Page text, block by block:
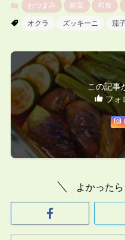
おつまみ 副菜 和食
オクラ ズッキーニ 茄
この記事
フォ
よかった